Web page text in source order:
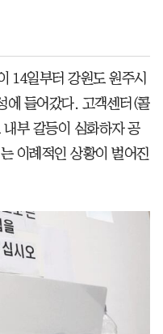
14일부터 강원도 원주시
에 들어갔다. 고객센터(콜
부 갈등이 심화하자 공
이례적인 상황이 벌어진